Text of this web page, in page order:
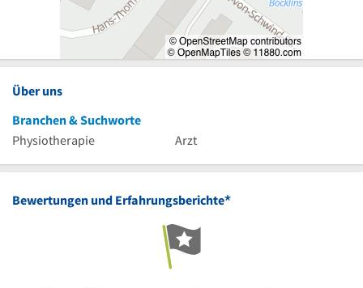
Über uns
Branchen & Suchworte
Physiotherapie
Arzt
Bewertungen und Erfahrungsberichte*